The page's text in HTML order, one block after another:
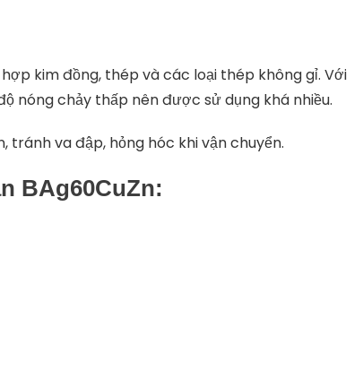
kim đồng, thép và các loại thép không gỉ. Với
nóng chảy thấp nên được sử dụng khá nhiều.
va đập, hỏng hóc khi vận chuyển.
BAg60CuZn: